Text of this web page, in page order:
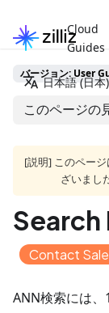
Cloud
Guides
日本語 (日本)
バージョン: User
このページの
[説明] このペー
ざいまし
Contact
ANN検索には